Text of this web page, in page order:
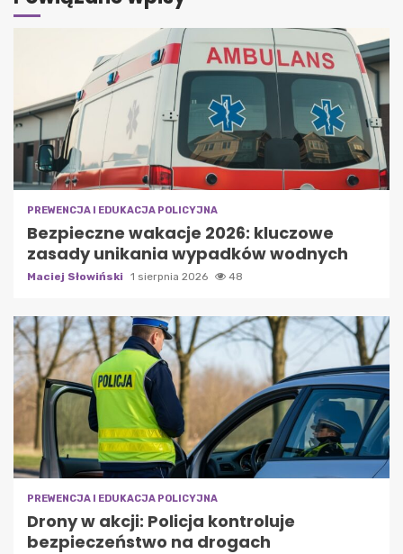
PREWENCJA I EDUKACJA POLICYJNA
Bezpieczne wakacje 2026: kluczowe
zasady unikania wypadków wodnych
Maciej Słowiński 1 sierpnia 2026 48
PREWENCJA I EDUKACJA POLICYJNA
Drony w akcji: Policja kontroluje
bezpieczeństwo na drogach